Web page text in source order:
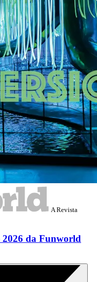
A Revista
2026 da Funworld